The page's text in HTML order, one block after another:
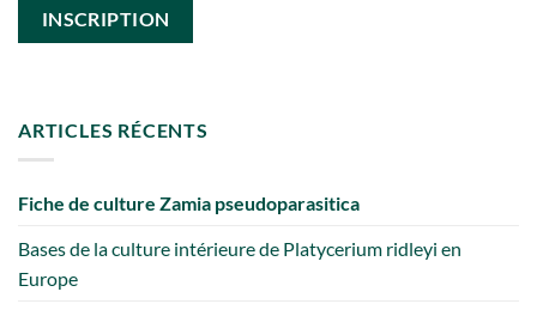
ARTICLES RÉCENTS
Fiche de culture Zamia pseudoparasitica
Bases de la culture intérieure de Platycerium ridleyi en
Europe